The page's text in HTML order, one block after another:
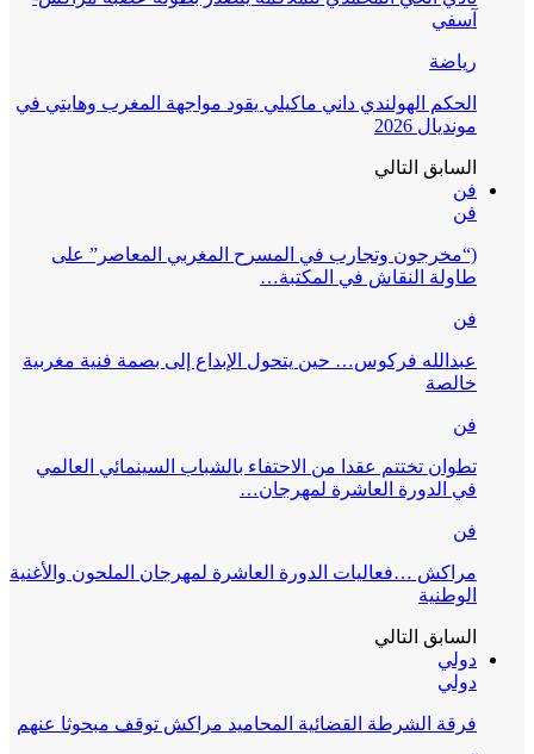
آسفي
رياضة
الحكم الهولندي داني ماكيلي يقود مواجهة المغرب وهايتي في
مونديال 2026
السابق التالي
فن
فن
(“مخرجون وتجارب في المسرح المغربي المعاصر” على
طاولة النقاش في المكتبة…
فن
عبدالله فركوس… حين يتحول الإبداع إلى بصمة فنية مغربية
خالصة
فن
تطوان تختتم عقدا من الاحتفاء بالشباب السينمائي العالمي
في الدورة العاشرة لمهرجان…
فن
مراكش …فعاليات الدورة العاشرة لمهرجان الملحون والأغنية
الوطنية
السابق التالي
دولي
دولي
فرقة الشرطة القضائية المحاميد مراكش توقف مبحوثا عنهم